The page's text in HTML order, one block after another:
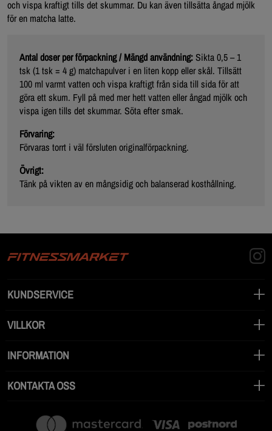
och vispa kraftigt tills det skummar. Du kan även tillsätta ångad mjölk
för en matcha latte.
Antal doser per förpackning / Mängd användning:Sikta 0,5 – 1
tsk (1 tsk = 4 g) matchapulver i en liten kopp eller skål. Tillsätt
100 ml varmt vatten och vispa kraftigt från sida till sida för att
göra ett skum. Fyll på med mer hett vatten eller ångad mjölk och
vispa igen tills det skummar. Söta efter smak.
Förvaring:
Förvaras torrt i väl försluten originalförpackning.
Övrigt:
Tänk på vikten av en mångsidig och balanserad kosthållning.
KUNDSERVICE
VILLKOR
INFORMATION
KONTAKTA OSS